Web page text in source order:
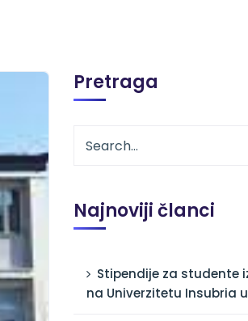
Pretraga
Najnoviji članci
Stipendije za studente
na Univerzitetu Insubria